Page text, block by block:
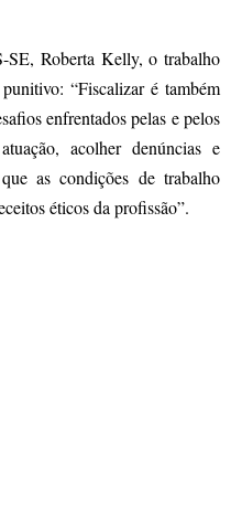
SE, Roberta Kelly, o trabalho
“Fiscalizar é também
enfrentados pelas e pelos
acolher denúncias e
as condições de trabalho
éticos da profissão”.